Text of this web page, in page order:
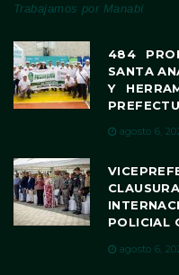
Trabajamos por Manabí
484
SANTA
Y
agosto 6,
POLICIAL
agosto 6,